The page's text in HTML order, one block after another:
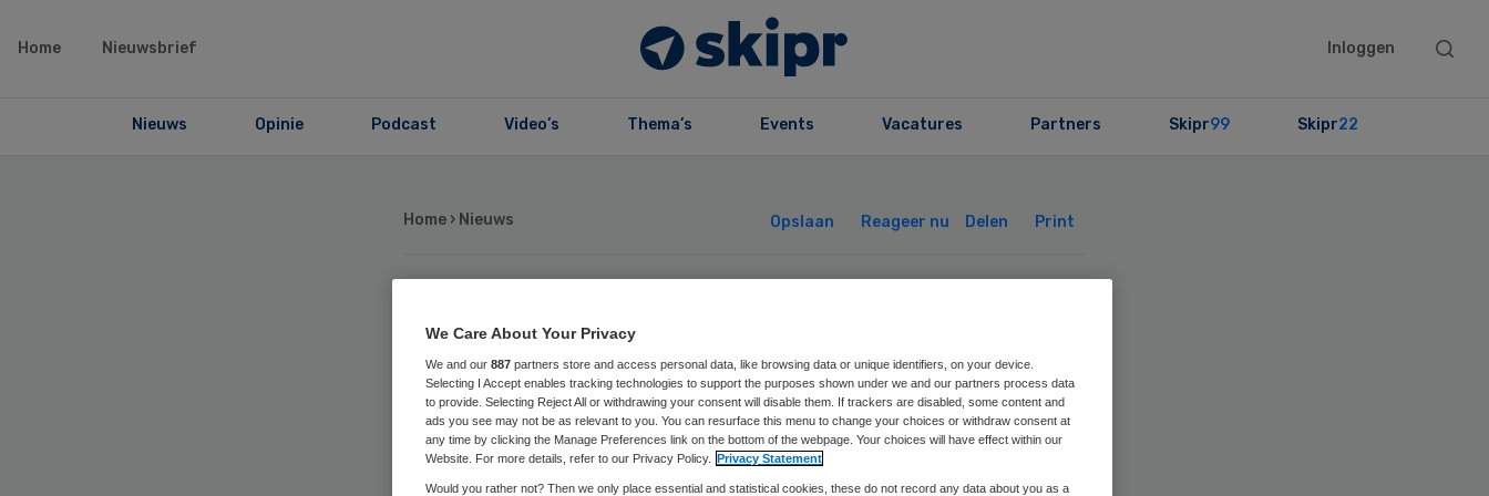
Home Nieuwsbrief Inloggen
Search
Nieuws Opinie Podcast Video’s Thema’s Events Vacatures Partners Skipr99 Skipr22
Home › Nieuws Opslaan Reageer nu Delen Print
‘Beter waarschuwen
bij draagmoederschap’
We Care About Your Privacy
We and our 887 partners store and access personal data, like browsing data or unique identifiers, on your device.
Selecting I Accept enables tracking technologies to support the purposes shown under we and our partners process data
to provide. Selecting Reject All or withdrawing your consent will disable them. If trackers are disabled, some content and
ads you see may not be as relevant to you. You can resurface this menu to change your choices or withdraw consent at
any time by clicking the Manage Preferences link on the bottom of the webpage. Your choices will have effect within our
Website. For more details, refer to our Privacy Policy. Privacy Statement
Would you rather not? Then we only place essential and statistical cookies, these do not record any data about you as a